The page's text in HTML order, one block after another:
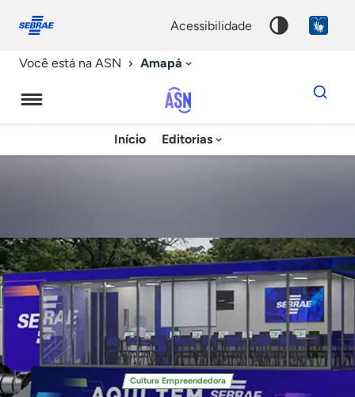
conosco
acessibilidade
Você está na ASN Amapá
Agência
Sebrae
Início Editorias
Dados
para
chave
Cultura Empreendedora